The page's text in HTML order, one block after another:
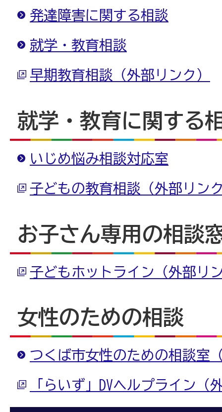
発達障害に関する相談
就学・教育相談
早期教育相談（外部リンク）
就学・教育に関する
いじめ悩み相談対応室
子どもの教育相談（外部リン
お子さん専用の相談
子どもホットライン（外部リ
女性のための相談
つくば市女性のための相談室
「らいず」DVヘルプライン（